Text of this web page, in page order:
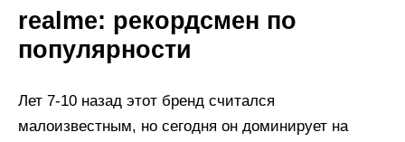
realme: рекордсмен по
популярности
Лет 7-10 назад этот бренд считался
малоизвестным, но сегодня он доминирует на